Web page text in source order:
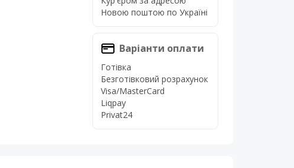
Новою поштою по Україні
Варіанти оплати
Готівка
Безготівковий розрахунок
Visa/MasterCard
Liqpay
Privat24